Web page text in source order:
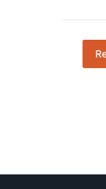
費
工